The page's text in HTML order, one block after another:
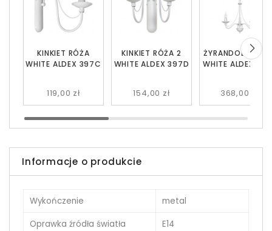
KINKIET RÓŻA 2
WHITE ALDEX 397D
154,00 zł
KINKIET RÓŻA
WHITE ALDEX 397C
119,00 zł
ŻYRANDOL RÓŻA
WHITE ALDEX
368,00 zł
Informacje o produkcie
Wykończenie
metal
Oprawka źródła światła
E14